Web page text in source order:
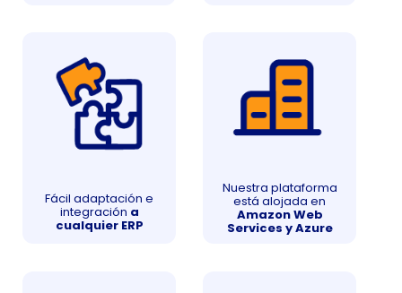
Fácil adaptación e
integración a
cualquier ERP
Nuestra plataforma
está alojada en
Amazon Web
Services y Azure